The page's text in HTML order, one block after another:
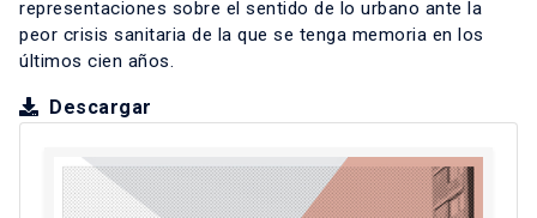
representaciones sobre el sentido de lo urbano ante la
peor crisis sanitaria de la que se tenga memoria en los
últimos cien años.
Descargar